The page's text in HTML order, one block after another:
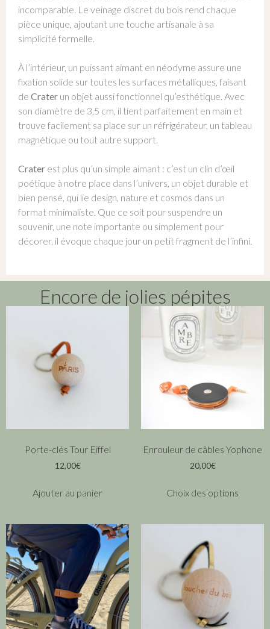
incomparable. Le veinage discret du bois rend chaque
pièce unique, ajoutant une touche artisanale à sa
simplicité formelle.
À l’intérieur, un puissant aimant en néodyme assure une
fixation solide sur toutes les surfaces métalliques, faisant
de Crater un objet aussi fonctionnel qu’esthétique. Avec
son diamètre de 3,5 cm, il tient parfaitement en main et
trouve facilement sa place sur un réfrigérateur, un tableau
magnétique ou tout autre support.
Crater est plus qu’un simple aimant : c’est un clin d’œil
poétique à notre place dans l’univers, un objet durable et
bien pensé, qui lie design, nature et cosmos dans un
format minimaliste. Que ce soit pour suspendre un
souvenir, une note importante ou simplement pour
décorer, il évoque chaque jour un petit fragment de l’infini.
Encore de jolies pépites
Porte-clés Tour Eiffel
12,00€
Ajouter au panier
Enrouleur de câbles Yophone
20,00€
Choix des options